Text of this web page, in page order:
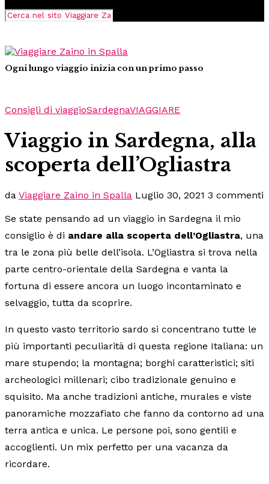
Ogni lungo viaggio inizia con un primo passo
Consigli di viaggioSardegnaVIAGGIARE
Viaggio in Sardegna, alla
scoperta dell’Ogliastra
da Viaggiare Zaino in Spalla Luglio 30, 2021 3 commenti
Se state pensando ad un viaggio in Sardegna il mio
consiglio è di andare alla scoperta dell’Ogliastra, una
tra le zona più belle dell’isola. L’Ogliastra si trova nella
parte centro-orientale della Sardegna e vanta la
fortuna di essere ancora un luogo incontaminato e
selvaggio, tutta da scoprire.
In questo vasto territorio sardo si concentrano tutte le
più importanti peculiarità di questa regione Italiana: un
mare stupendo; la montagna; borghi caratteristici; siti
archeologici millenari; cibo tradizionale genuino e
squisito. Ma anche tradizioni antiche, murales e viste
panoramiche mozzafiato che fanno da contorno ad una
terra antica e unica. Le persone poi, sono gentili e
accoglienti. Un mix perfetto per una vacanza da
ricordare.